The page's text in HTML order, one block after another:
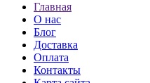
Главная
О нас
Блог
Доставка
Оплата
Контакты